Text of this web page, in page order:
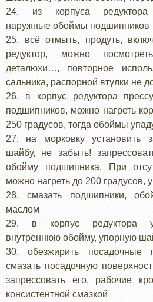
24. из корпуса редуктора
наружные обоймы подшипников
25. всё отмыть, продуть,
редуктор, можно
деталюхи…, повторное
сальника, распорной втулки не
26. в корпус редуктора
подшипников, можно нагреть
250 градусов, тогда обоймы
27. на морковку установить
шайбу, не забыть!
обойму подшипника. При
можно нагреть до 200 градусов,
28. смазать подшипники,
маслом
29. в корпус редуктора
внутреннюю обойму, упорную
30. обезжирить посадочные
смазать посадочную
запрессовать его, рабочие
консистентной смазкой